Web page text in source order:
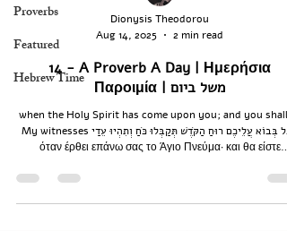
Proverbs
Featured
Hebrew Time
Dionysis Theodorou
Aug 14, 2025
2 min read
14 - A Proverb A Day | Ημερήσια
Παροιμία | משל ביום
when the Holy Spirit has come upon you; and you shall
My witnesses אֲבָל בְּבוֹא עֲלֵיכֶם רוּחַ הַקֺּדֶשׁ תְּקַבְּלוּ כֺּחַ וְתִהְיוּ עֵדַי
όταν έρθει επάνω σας το Άγιο Πνεύμα· και θα είστε